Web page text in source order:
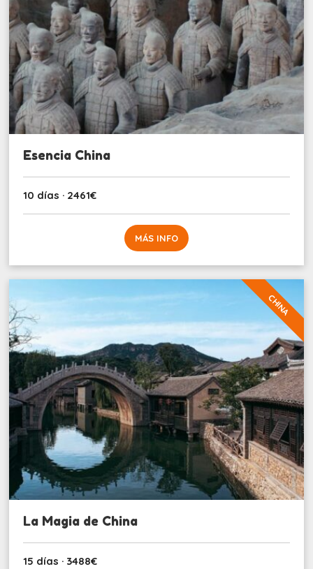
Esencia China
10 días · 2461€
MÁS INFO
CHINA
La Magia de China
15 días · 3488€